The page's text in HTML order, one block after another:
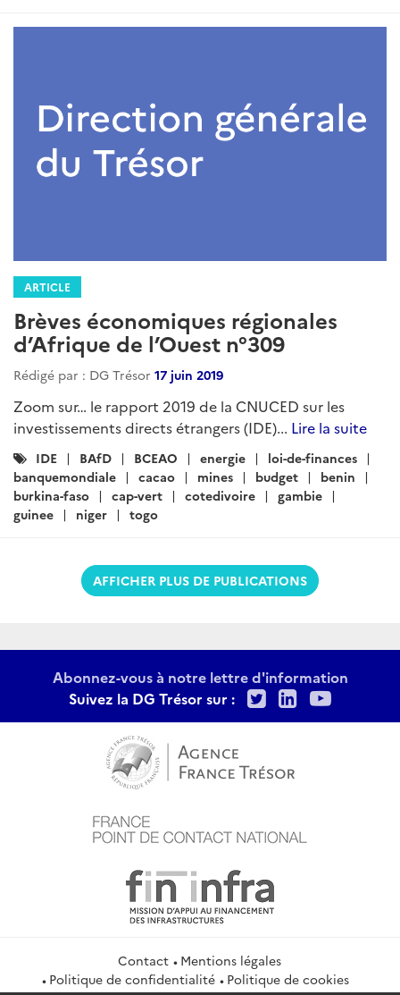
ARTICLE
Brèves économiques régionales
d’Afrique de l’Ouest n°309
Rédigé par : DG Trésor 17 juin 2019
Zoom sur… le rapport 2019 de la CNUCED sur les
investissements directs étrangers (IDE)... Lire la suite
Catégories
:
IDE BAfD BCEAO energie
loi-de-finances
banquemondiale
cacao mines budget
benin
burkina-faso
cap-vert cotedivoire
gambie
guinee
niger togo
AFFICHER PLUS DE PUBLICATIONS
Abonnez-vous à notre lettre d'information
Suivez la DG Trésor sur :
TwitterLinkedIn
Contact
Mentions légales
Politique de confidentialité
Politique de cookies